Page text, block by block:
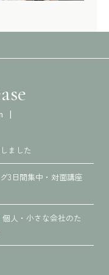
|
ました
3日間集中・対面講座
人・小さな会社のた